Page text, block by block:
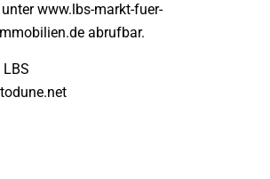
www.lbs-markt-fuer-
abrufbar.
LBS